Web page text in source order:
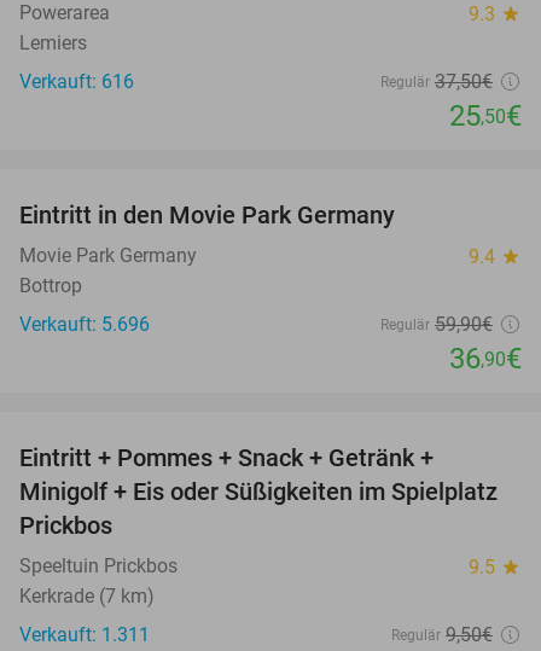
Powerarea 9.3 star
Lemiers
Verkauft: 616
Regulär 37,50€
25,50€
Eintritt in den Movie Park Germany
Movie Park Germany 9.4 star
Bottrop
Verkauft: 5.696
Regulär 59,90€
36,90€
Eintritt + Pommes + Snack + Getränk +
Minigolf + Eis oder Süßigkeiten im Spielplatz
Prickbos
Speeltuin Prickbos 9.5 star
Kerkrade (7 km)
Verkauft: 1.311
Regulär 9,50€